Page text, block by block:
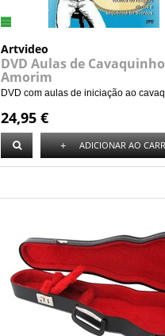
Artvideo
DVD Aulas de Cavaquinho
Amorim
DVD com aulas de iniciação ao
24,95 €
+ ADICIONAR AO